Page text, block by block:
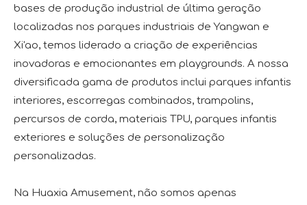
bases de produção industrial de última geração
localizadas nos parques industriais de Yangwan e
Xi'ao, temos liderado a criação de experiências
inovadoras e emocionantes em playgrounds. A nossa
diversificada gama de produtos inclui parques infantis
interiores, escorregas combinados, trampolins,
percursos de corda, materiais TPU, parques infantis
exteriores e soluções de personalização
personalizadas.
Na Huaxia Amusement, não somos apenas